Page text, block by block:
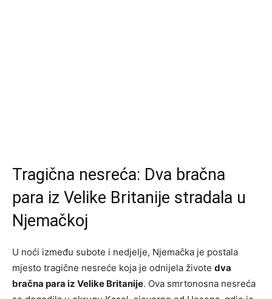
Tragična nesreća: Dva bračna
para iz Velike Britanije stradala u
Njemačkoj
U noći između subote i nedjelje, Njemačka je postala
mjesto tragične nesreće koja je odnijela živote dva
bračna para iz Velike Britanije. Ova smrtonosna nesreća